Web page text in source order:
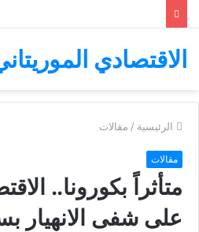
الاقتصادي
الرئيسية / مقالات
مقالات
متأثراً بكورونا..
على شفى الانهيار